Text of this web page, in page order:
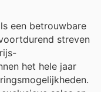
een betrouwbare
streven
het hele jaar